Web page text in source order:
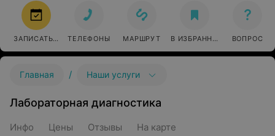
ЗАПИСАТЬСЯ ТЕЛЕФОНЫ МАРШРУТ В ИЗБРАННОЕ ВОПРОС
Главная / Наши услуги
Лабораторная диагностика
Инфо Цены Отзывы На карте